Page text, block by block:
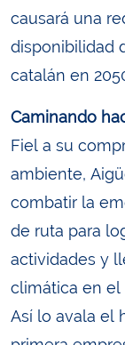
causará una
disponibilidad
catalán en
Caminando
Fiel a su
ambiente,
combatir la
de ruta para
actividades y
climática en el
Así lo avala el